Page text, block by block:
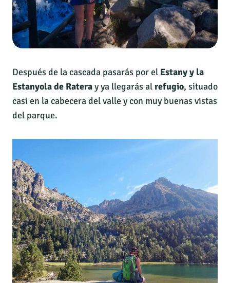
Después de la cascada pasarás por el Estany y la
Estanyola de Rateray ya llegarás alrefugio, situado
casi en la cabecera del valle y con muy buenas vistas
del parque.